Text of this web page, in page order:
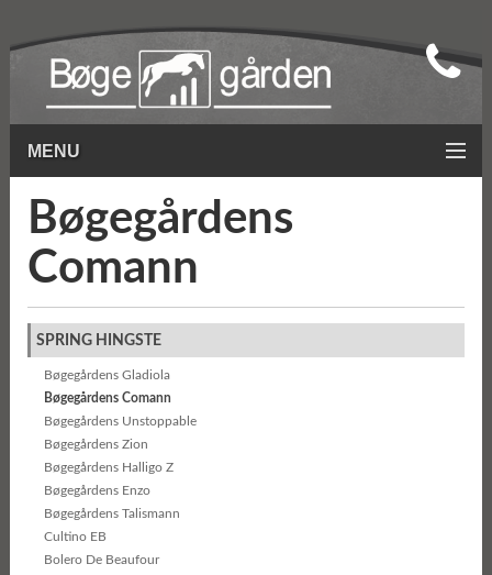
MENU
Bøgegårdens
Comann
SPRING HINGSTE
Bøgegårdens Gladiola
Bøgegårdens Comann
Bøgegårdens Unstoppable
Bøgegårdens Zion
Bøgegårdens Halligo Z
Bøgegårdens Enzo
Bøgegårdens Talismann
Cultino EB
Bolero De Beaufour